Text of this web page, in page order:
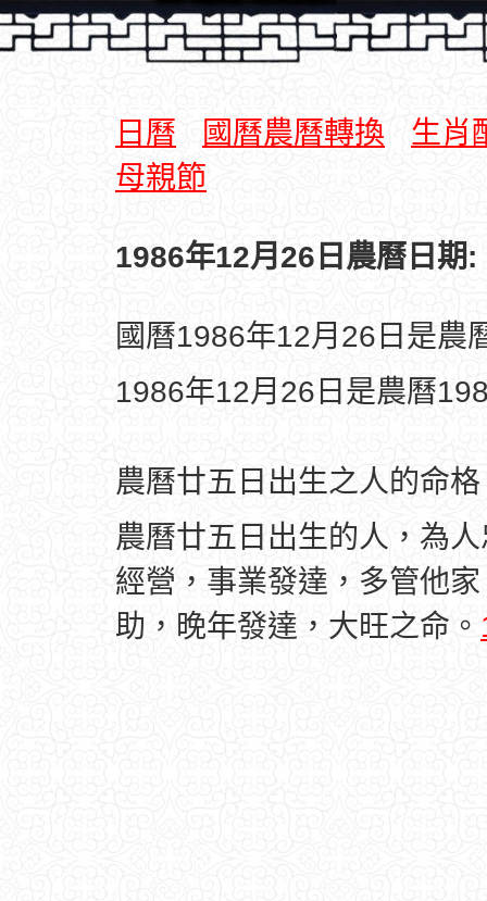
日曆 國曆農曆轉換
生肖
母親節
1986年12月26日農曆日期:
國曆1986年12月26日是農
1986年12月26日是農曆
農曆廿五日出生之人的命
農曆廿五日出生的人，為
經營，事業發達，多管他
助，晚年發達，大旺之命。